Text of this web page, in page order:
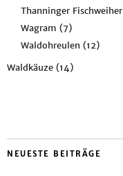
Thanninger Fischweiher
Wagram (7)
Waldohreulen (12)
Waldkäuze (14)
NEUESTE BEITRÄGE